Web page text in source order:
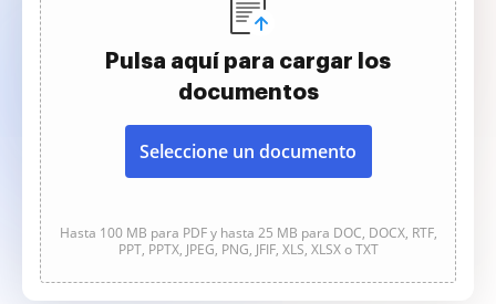
Pulsa aquí para cargar los
documentos
Seleccione un documento
Hasta 100 MB para PDF y hasta 25 MB para DOC, DOCX, RTF,
PPT, PPTX, JPEG, PNG, JFIF, XLS, XLSX o TXT